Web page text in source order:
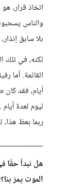
اتخاذ قرار،
والناس
بلا سابق
لكنه، في تلك
القائمة. أما
أيام، فقد
ليوم لعدة
ربما بعظ
هل نبدأ حقًا
الموت يمرّ بنا؟